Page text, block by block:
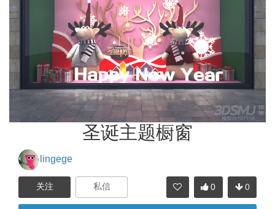
圣诞主题橱窗
lingege
0
0